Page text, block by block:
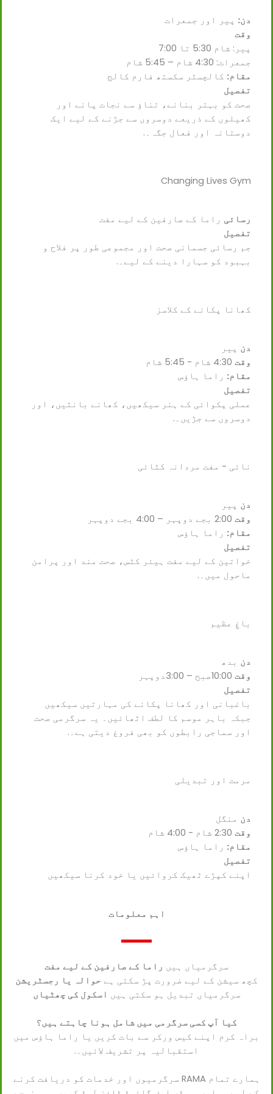
دن: پیر اور جمعرات
وقت
پیر: شام 5:30 تا 7:00
جمعرات: 4:30 شام – 5:45 شام
مقام: کالچسٹر سکستھ فارم کالج
تفصیل
صحت کو بہتر بنانے، تناؤ سے نجات پانے اور
کھیلوں کے ذریعے دوسروں سے جڑنے کے لیے ایک
دوستانہ اور فعال جگہ۔.
Changing Lives Gym
رسائی راما کے صارفین کے لیے مفت
تفصیل
جم رسائی جسمانی صحت اور مجموعی طور پر فلاح و
بہبود کو سہارا دینے کے لیے۔.
کھانا پکانے کے کلاسز
دن پیر
وقت
مقام: راما ہاؤس
تفصیل
عملی پکوائی کے ہنر سیکھیں، کھانے بانٹیں، اور
دوسروں سے جڑیں۔.
نائی - مفت مردانہ کٹائی
دن پیر
وقت
مقام: راما ہاؤس
تفصیل
خواتین کے لیے مفت ہیئر کٹس، صحت مند اور پرامن
ماحول میں۔.
باغِ عظیم
دن بدھ
وقت
تفصیل
باغبانی اور کھانا پکانے کی مہارتیں سیکھیں
جبکہ باہر موسم کا لطف اٹھائیں۔ یہ سرگرمی صحت
اور سماجی رابطوں کو بھی فروغ دیتی ہے۔.
مرمت اور تبدیلی
دن منگل
وقت
مقام: راما ہاؤس
تفصیل
اپنے کپڑے ٹھیک کروائیں یا خود کرنا سیکھیں
اہم معلومات
سرگرمیاں ہیں راما کے صارفین کے لیے مفت
کچھ سیشن کے لیے ضرورت پڑ سکتی ہے حوالہ یا رجسٹریشن
سرگرمیاں تبدیل ہو سکتی ہیں اسکول کی چھٹیاں
کیا آپ کسی سرگرمی میں شامل ہونا چاہتے ہیں؟
براہ کرم اپنے کیس ورکر سے بات کریں یا راما ہاؤس میں
استقبالیہ پر تشریف لائیں۔.
ہمارے تمام RAMA سرگرمیوں اور خدمات کو دریافت کرنے